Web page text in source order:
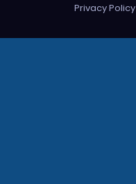
Privacy Policy